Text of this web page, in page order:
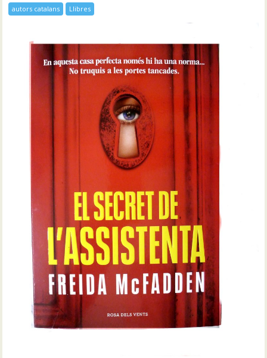
autors catalans Llibres